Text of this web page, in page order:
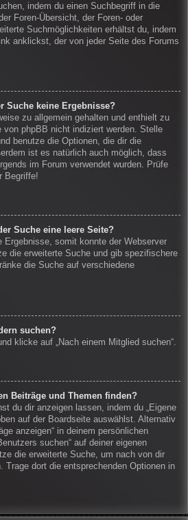
indem du einen Suchbegriff in die
Foren-Übersicht, der Foren- oder
Suchmöglichkeiten erhältst du, indem
anklickst, der von jeder Seite des Forums
Suche keine Ergebnisse?
zu allgemein gehalten und enthielt zu
von phpBB nicht indiziert werden. Stelle
benutze die Optionen, die dir die
ist es natürlich auch möglich, dass
im Forum verwendet wurden. Prüfe
Begriffe!
Suche eine leere Seite?
Ergebnisse, somit konnte der Webserver
die erweiterte Suche und gib spezifischere
die Suche auf verschiedene
suchen?
klicke auf „Nach einem Mitglied suchen“.
Beiträge und Themen finden?
du dir anzeigen lassen, indem du „Eigene
auf der Boardseite auswählst. Alternativ
anzeigen“ in deinem persönlichen
suchen“ auf deiner eigenen
die erweiterte Suche, um nach von dir
Trage dort die entsprechenden Optionen in